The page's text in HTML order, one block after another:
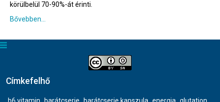
körülbelül 70-90%-át érinti.
Bővebben...
Címkefelhő
b6 vitamin barátcserje barátcserje kapszula energia glutation